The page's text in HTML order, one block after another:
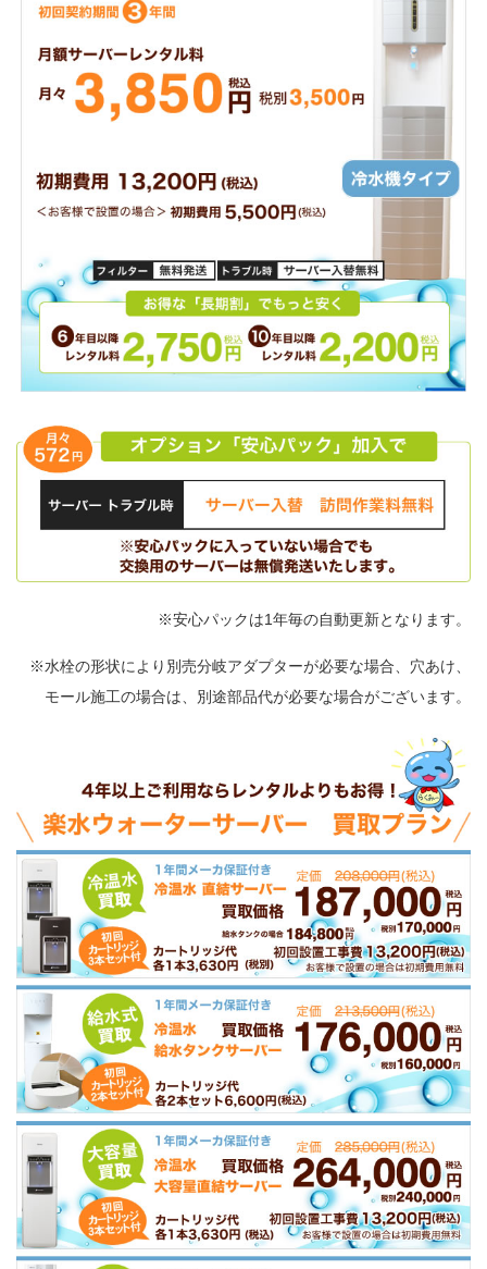
※安心パックは1年毎の自動更新となります。
※水栓の形状により別売分岐アダプターが必要な場合、穴あけ、
モール施工の場合は、別途部品代が必要な場合がございます。